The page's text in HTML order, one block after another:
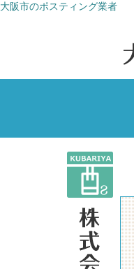
大阪市のポスティング業者